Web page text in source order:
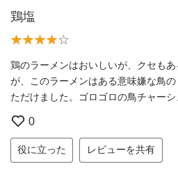
鶏塩
鶏のラーメンはおいしいが、クセも
が、このラーメンはある意味嫌な鳥
ただけました。ゴロゴロの鳥チャーシ
0
役に立った レビューを共有